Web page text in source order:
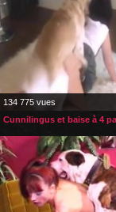
134 775 vues